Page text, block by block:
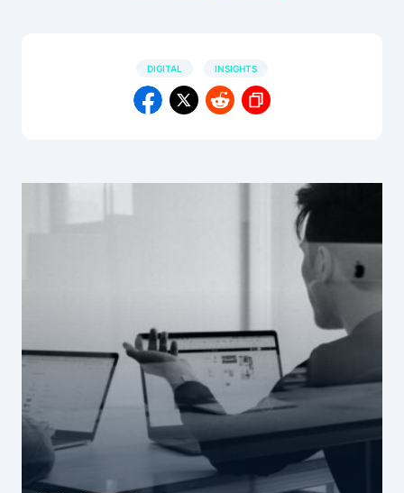
DIGITAL INSIGHTS